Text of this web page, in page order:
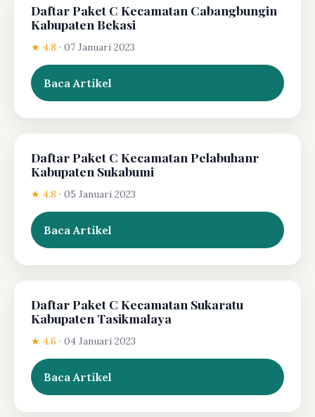
Daftar Paket C Kecamatan Cabangbungin
Kabupaten Bekasi
★ 4.8 · 07 Januari 2023
Baca Artikel
Daftar Paket C Kecamatan Pelabuhanr
Kabupaten Sukabumi
★ 4.8 · 05 Januari 2023
Baca Artikel
Daftar Paket C Kecamatan Sukaratu
Kabupaten Tasikmalaya
★ 4.6 · 04 Januari 2023
Baca Artikel